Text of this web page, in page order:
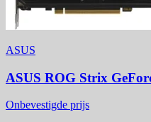
ASUS
ASUS ROG Strix
Onbevestigde prijs